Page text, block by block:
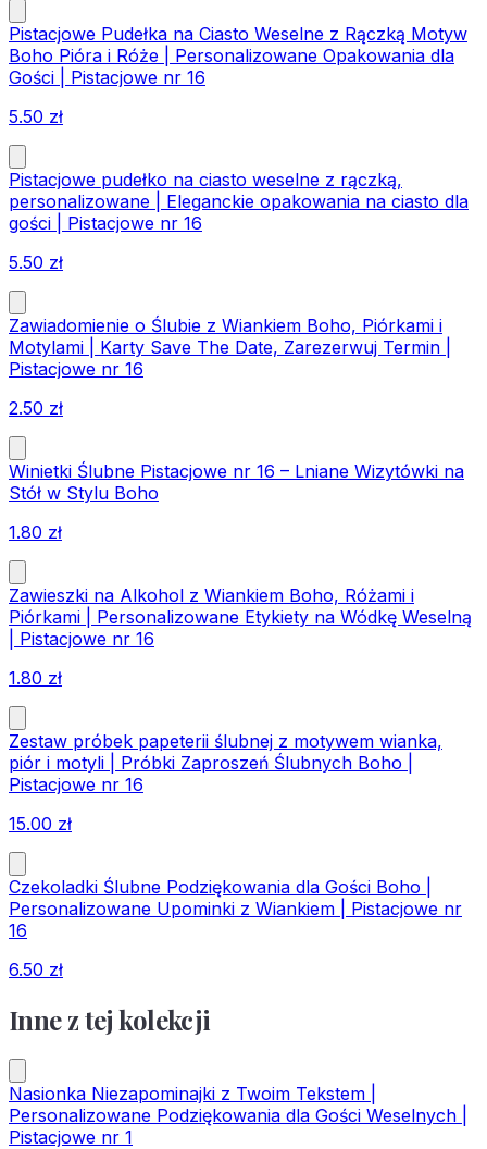
Pistacjowe Pudełka na Ciasto Weselne z Rączką Motyw
Boho Pióra i Róże | Personalizowane Opakowania dla
Gości | Pistacjowe nr 16
5.50 zł
Pistacjowe pudełko na ciasto weselne z rączką,
personalizowane | Eleganckie opakowania na ciasto dla
gości | Pistacjowe nr 16
5.50 zł
Zawiadomienie o Ślubie z Wiankiem Boho, Piórkami i
Motylami | Karty Save The Date, Zarezerwuj Termin |
Pistacjowe nr 16
2.50 zł
Winietki Ślubne Pistacjowe nr 16 – Lniane Wizytówki na
Stół w Stylu Boho
1.80 zł
Zawieszki na Alkohol z Wiankiem Boho, Różami i
Piórkami | Personalizowane Etykiety na Wódkę Weselną
| Pistacjowe nr 16
1.80 zł
Zestaw próbek papeterii ślubnej z motywem wianka,
piór i motyli | Próbki Zaproszeń Ślubnych Boho |
Pistacjowe nr 16
15.00 zł
Czekoladki Ślubne Podziękowania dla Gości Boho |
Personalizowane Upominki z Wiankiem | Pistacjowe nr
16
6.50 zł
Inne z tej kolekcji
Nasionka Niezapominajki z Twoim Tekstem |
Personalizowane Podziękowania dla Gości Weselnych |
Pistacjowe nr 1